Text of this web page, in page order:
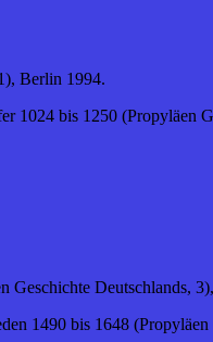
Berlin 1994.
1024 bis 1250 (Propyläen
Geschichte Deutschlands,
1490 bis 1648